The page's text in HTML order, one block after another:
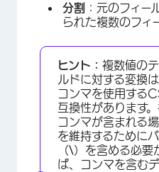
分割
：元のフィー
られた複数のフィ
ヒント： 複数値の
ルドに対する変換
コンマを使用する
互換性があります
コンマが含まれる
を維持するために
（\）を含める必要
ば、コンマを含む